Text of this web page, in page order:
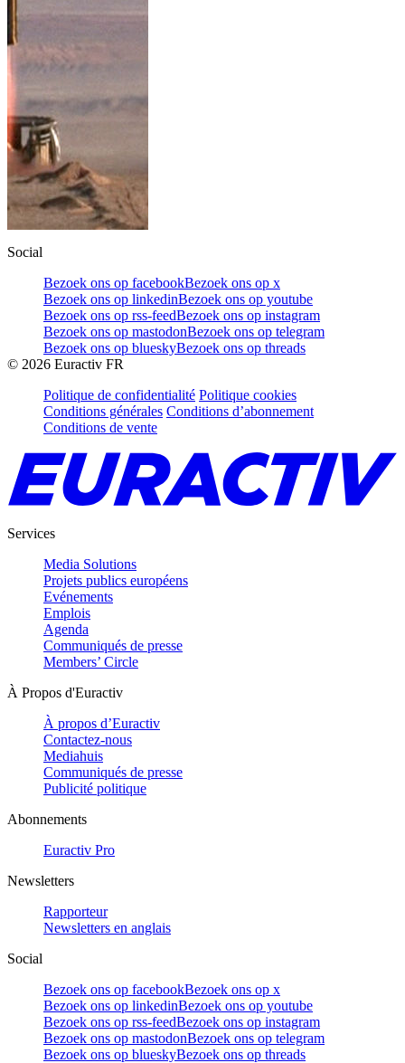
Social
Bezoek ons op facebookBezoek ons op x
Bezoek ons op linkedinBezoek ons op youtube
Bezoek ons op rss-feedBezoek ons op instagram
Bezoek ons op mastodonBezoek ons op telegram
Bezoek ons op blueskyBezoek ons op threads
© 2026 Euractiv FR
Politique de confidentialité Politique cookies
Conditions générales Conditions d’abonnement
Conditions de vente
Services
Media Solutions
Projets publics européens
Evénements
Emplois
Agenda
Communiqués de presse
Members’ Circle
À Propos d'Euractiv
À propos d’Euractiv
Contactez-nous
Mediahuis
Communiqués de presse
Publicité politique
Abonnements
Euractiv Pro
Newsletters
Rapporteur
Newsletters en anglais
Social
Bezoek ons op facebookBezoek ons op x
Bezoek ons op linkedinBezoek ons op youtube
Bezoek ons op rss-feedBezoek ons op instagram
Bezoek ons op mastodonBezoek ons op telegram
Bezoek ons op blueskyBezoek ons op threads